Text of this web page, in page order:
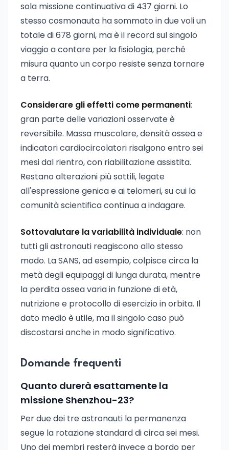
sola missione continuativa di 437 giorni. Lo
stesso cosmonauta ha sommato in due voli un
totale di 678 giorni, ma è il record sul singolo
viaggio a contare per la fisiologia, perché
misura quanto un corpo resiste senza tornare
a terra.
Considerare gli effetti come permanenti:
gran parte delle variazioni osservate è
reversibile. Massa muscolare, densità ossea e
indicatori cardiocircolatori risalgono entro sei
mesi dal rientro, con riabilitazione assistita.
Restano alterazioni più sottili, legate
all'espressione genica e ai telomeri, su cui la
comunità scientifica continua a indagare.
Sottovalutare la variabilità individuale: non
tutti gli astronauti reagiscono allo stesso
modo. La SANS, ad esempio, colpisce circa la
metà degli equipaggi di lunga durata, mentre
la perdita ossea varia in funzione di età,
nutrizione e protocollo di esercizio in orbita. Il
dato medio è utile, ma il singolo caso può
discostarsi anche in modo significativo.
Domande frequenti
Quanto durerà esattamente la
missione Shenzhou-23?
Per due dei tre astronauti la permanenza
segue la rotazione standard di circa sei mesi.
Uno dei membri resterà invece a bordo per